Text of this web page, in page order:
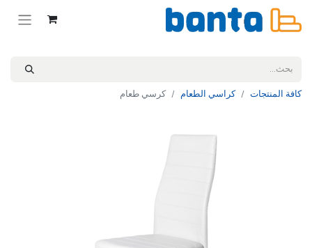
كافة المنتجات كراسي الطعام كرسي طعام